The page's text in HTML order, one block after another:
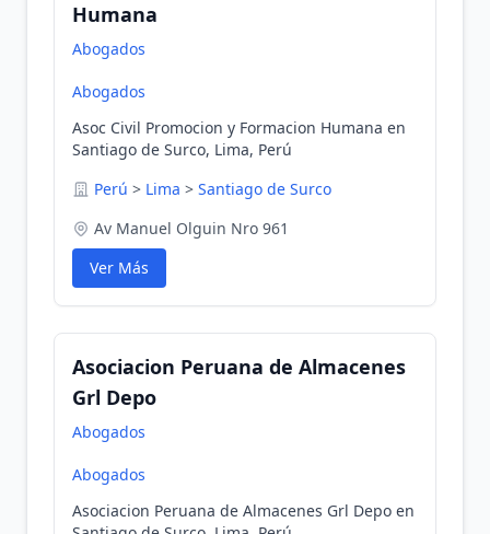
Humana
Abogados
Abogados
Asoc Civil Promocion y Formacion Humana en
Santiago de Surco, Lima, Perú
Perú > Lima > Santiago de Surco
Av Manuel Olguin Nro 961
Ver Más
Asociacion Peruana de Almacenes
Grl Depo
Abogados
Abogados
Asociacion Peruana de Almacenes Grl Depo en